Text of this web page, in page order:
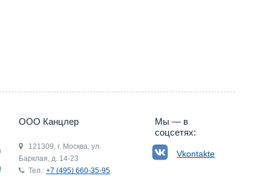
ООО Канцлер
121309, г. Москва, ул.
Барклая, д. 14-23
Тел.: +7 (495) 660-35-95
Мы — в
соцсетях:
Vkontakte